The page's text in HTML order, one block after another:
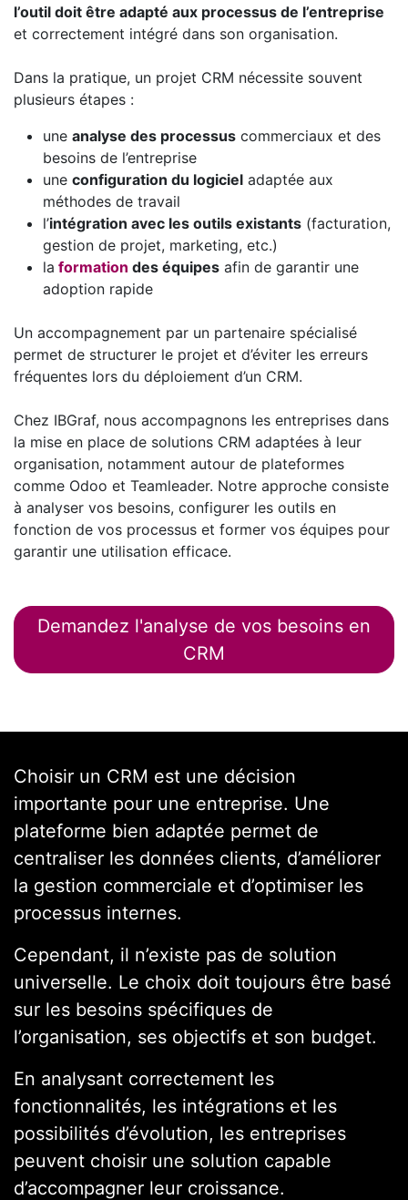
l’outil doit être adapté aux processus de l’entreprise
et correctement intégré dans son organisation.
Dans la pratique, un projet CRM nécessite souvent
plusieurs étapes :
une analyse des processus commerciaux et des
besoins de l’entreprise
une configuration du logiciel adaptée aux
méthodes de travail
l’intégration avec les outils existants (facturation,
gestion de projet, marketing, etc.)
la formation des équipes afin de garantir une
adoption rapide
Un accompagnement par un partenaire spécialisé
permet de structurer le projet et d’éviter les erreurs
fréquentes lors du déploiement d’un CRM.
Chez IBGraf, nous accompagnons les entreprises dans
la mise en place de solutions CRM adaptées à leur
organisation, notamment autour de plateformes
comme Odoo et Teamleader. Notre approche consiste
à analyser vos besoins, configurer les outils en
fonction de vos processus et former vos équipes pour
garantir une utilisation efficace.
Demandez l'analyse de vos besoins en
CRM
Choisir un CRM est une décision
importante pour une entreprise. Une
plateforme bien adaptée permet de
centraliser les données clients, d’améliorer
la gestion commerciale et d’optimiser les
processus internes.
Cependant, il n’existe pas de solution
universelle. Le choix doit toujours être basé
sur les besoins spécifiques de
l’organisation, ses objectifs et son budget.
En analysant correctement les
fonctionnalités, les intégrations et les
possibilités d’évolution, les entreprises
peuvent choisir une solution capable
d’accompagner leur croissance.